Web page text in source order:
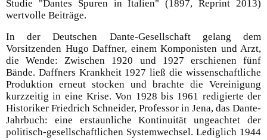
Studie "Dantes Spuren in Italien" (1897, Reprint 2013)
wertvolle Beiträge.
In der Deutschen Dante-Gesellschaft gelang dem
Vorsitzenden Hugo Daffner, einem Komponisten und Arzt,
die Wende: Zwischen 1920 und 1927 erschienen fünf
Bände. Daffners Krankheit 1927 ließ die wissenschaftliche
Produktion erneut stocken und brachte die Vereinigung
kurzzeitig in eine Krise. Von 1928 bis 1961 redigierte der
Historiker Friedrich Schneider, Professor in Jena, das Dante-
Jahrbuch: eine erstaunliche Kontinuität ungeachtet der
politisch-gesellschaftlichen Systemwechsel. Lediglich 1944